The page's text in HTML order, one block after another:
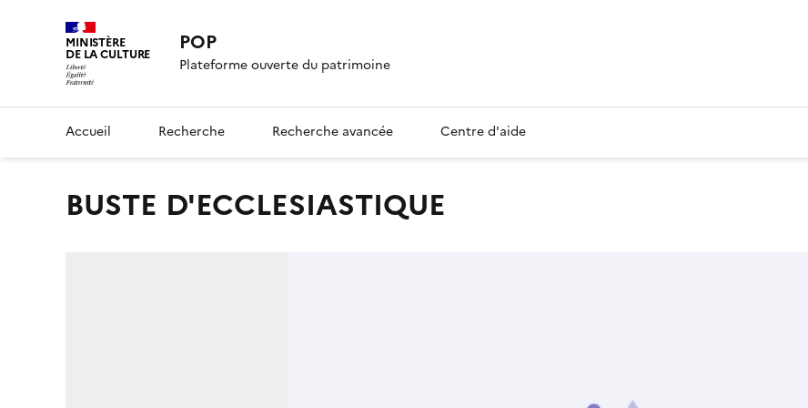
MINISTÈRE
DE LA CULTURE POP
Plateforme ouverte du patrimoine
Accueil Recherche Recherche avancée Centre d'aide
BUSTE D'ECCLESIASTIQUE